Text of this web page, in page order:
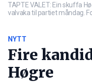
TAPTE VALET: Ein skuffa
valvaka til partiet måndag.
NYTT
Fire
Høgre